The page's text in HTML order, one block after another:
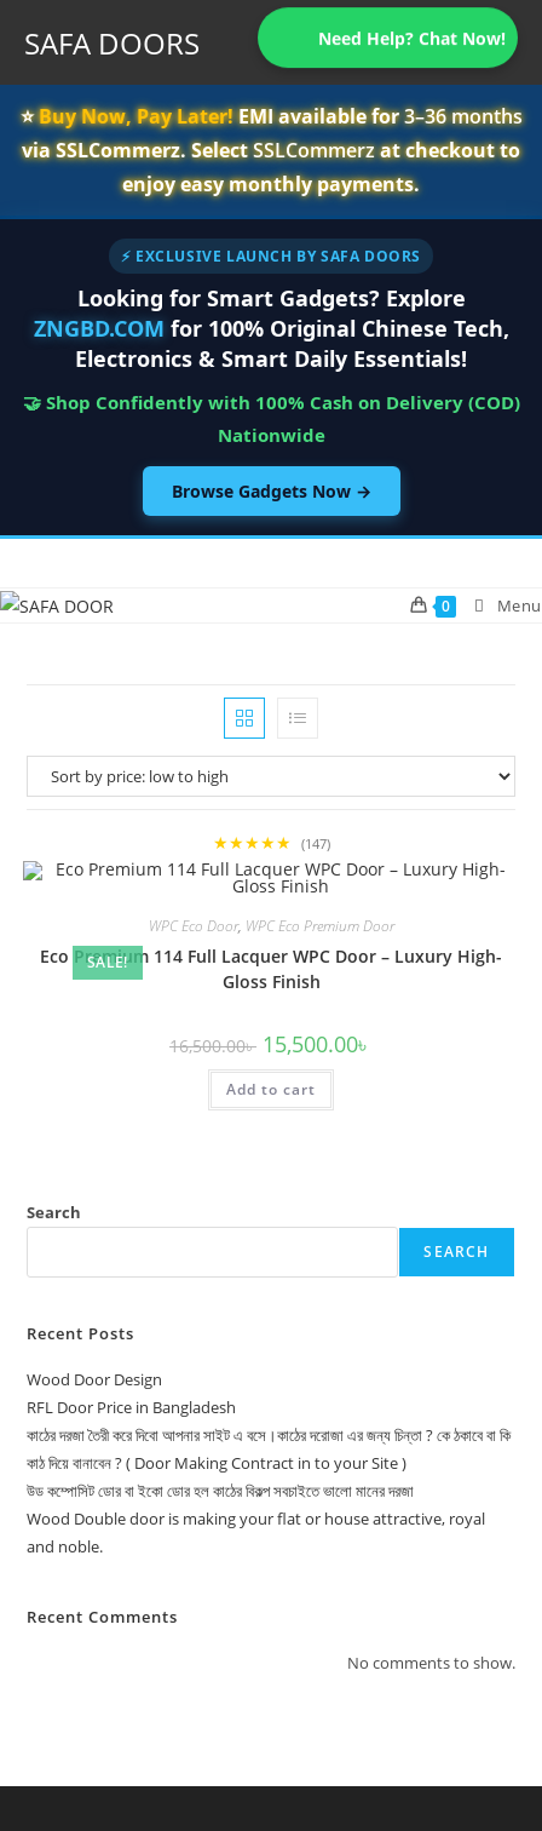
SAFA DOORS Need Help? Chat Now!
⭐️Buy Now, Pay Later!EMI available for3–36 months
via SSLCommerz. SelectSSLCommerzat checkout to
enjoy easy monthly payments.
⚡ EXCLUSIVE LAUNCH BY SAFA DOORS
Looking for Smart Gadgets? Explore
ZNGBD.COM for 100% Original Chinese Tech,
Electronics & Smart Daily Essentials!
🤝 Shop Confidently with 100% Cash on Delivery (COD)
Nationwide
Browse Gadgets Now →
content
0 Menu
★★★★★ (147)
SALE!
WPC Eco Door, WPC Eco Premium Door
Eco Premium 114 Full Lacquer WPC Door – Luxury High-
Gloss Finish
16,500.00৳ Original
price
was:
16,500.00৳ .
15,500.00৳
Add to cart
Search
SEARCH
Recent Posts
Wood Door Design
RFL Door Price in Bangladesh
কাঠের দরজা তৈরী করে দিবো আপনার সাইট এ বসে।কাঠের দরোজা এর জন্য চিন্তা ? কে ঠকাবে বা কি
কাঠ দিয়ে বানাবেন ? ( Door Making Contract in to your Site )
উড কম্পোসিট ডোর বা ইকো ডোর হল কাঠের বিকল্প সবচাইতে ভালো মানের দরজা
Wood Double door is making your flat or house attractive, royal
and noble.
Recent Comments
No comments to show.